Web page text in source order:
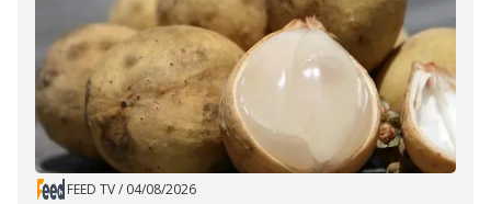
FEED TV/ 04/08/2026